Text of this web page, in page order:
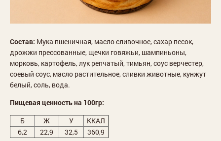
Состав: Мука пшеничная, масло сливочное, сахар песок,
дрожжи прессованные, щечки говяжьи, шампиньоны,
морковь, картофель, лук репчатый, тимьян, соус верчестер,
соевый соус, масло растительное, сливки животные, кунжут
белый, соль, вода.
Пищевая ценность на 100гр:
Б
Ж У
ККАЛ
6,2
22,9 32,5 360,9